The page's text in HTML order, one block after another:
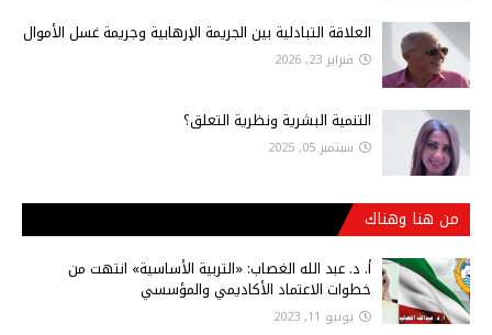
العلاقة التبادلية بين الجريمة الإرهابية وجريمة غسل الأموال
فبراير 23, 2026
التنمية البشرية ونظرية التعلق؟
سبتمبر 05, 2025
من هنا وهناك
أ‌. د. عبد الله الغصاب: «التربية الأساسية» انتهت من
خطوات الاعتماد الأكاديمي والمؤسسي
يونيو 11, 2023